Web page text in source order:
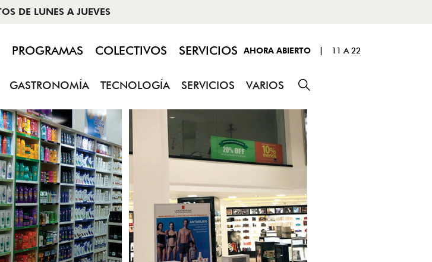
PROGRAMAS COLECTIVOS SERVICIOS AHORA ABIERTO 11 A 22
GASTRONOMÍA TECNOLOGÍA SERVICIOS VARIOS